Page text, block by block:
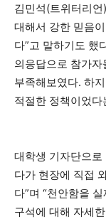
김민석(트위터리
대해서 강한 믿음
다”고 말하기도 했
의응답으로 참가
부족해보였다. 하
적절한 정책이었
대학생 기자단으
다가 현장에 직접
다”며 “천안함을
구석에 대해 자세